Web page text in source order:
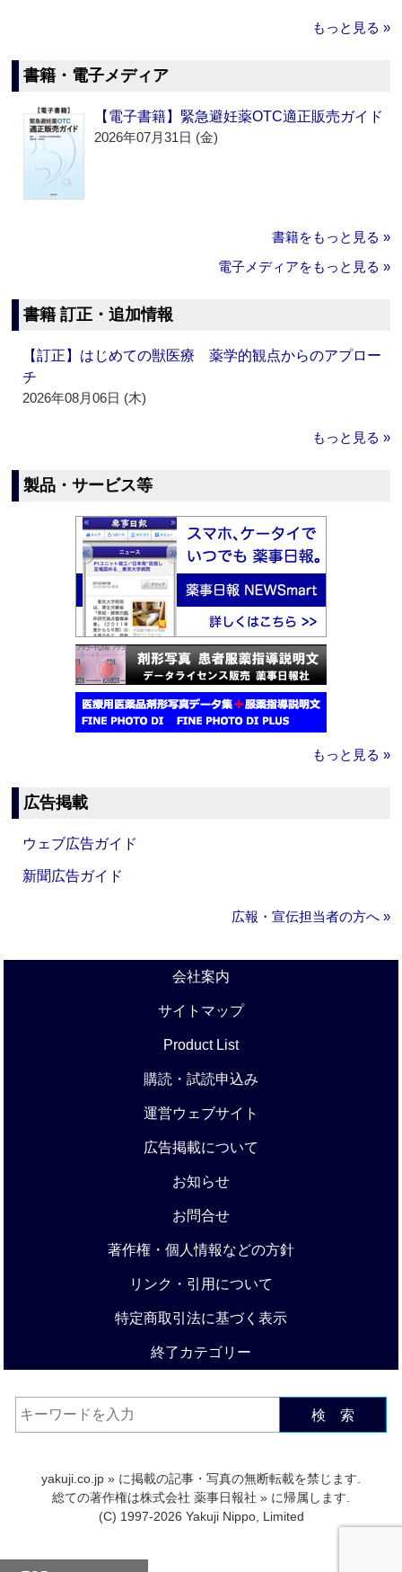
もっと見る »
書籍・電子メディア
【電子書籍】緊急避妊薬OTC適正販売ガイド
2026年07月31日 (金)
書籍をもっと見る »
電子メディアをもっと見る »
書籍 訂正・追加情報
【訂正】はじめての獣医療 薬学的観点からのアプロー
チ
2026年08月06日 (木)
もっと見る »
製品・サービス等
もっと見る »
広告掲載
ウェブ広告ガイド
新聞広告ガイド
広報・宣伝担当者の方へ »
会社案内
サイトマップ
Product List
購読・試読申込み
運営ウェブサイト
広告掲載について
お知らせ
お問合せ
著作権・個人情報などの方針
リンク・引用について
特定商取引法に基づく表示
終了カテゴリー
検 索
yakuji.co.jp » に掲載の記事・写真の無断転載を禁じます.
総ての著作権は株式会社 薬事日報社 » に帰属します.
(C) 1997-2026 Yakuji Nippo, Limited